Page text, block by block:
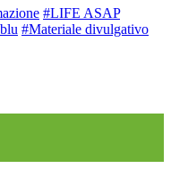
#LIFE ASAP
#Materiale divulgativo